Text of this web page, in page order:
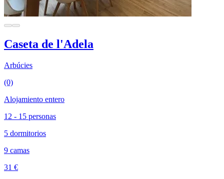
Caseta de l'Adela
Arbúcies
(0)
Alojamiento entero
12 - 15 personas
5 dormitorios
9 camas
31 €